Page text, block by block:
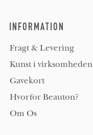
INFORMATION
Fragt & Levering
Kunst i virksomheden
Gavekort
Hvorfor Beauton?
Om Os